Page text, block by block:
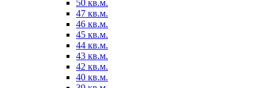
50 кв.м.
47 кв.м.
46 кв.м.
45 кв.м.
44 кв.м.
43 кв.м.
42 кв.м.
40 кв.м.